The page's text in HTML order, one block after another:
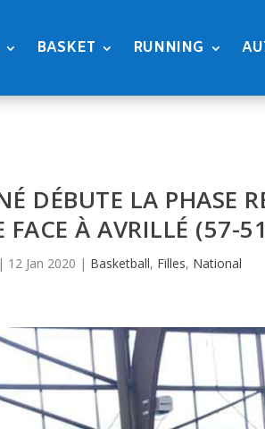
BASKET RUNNING
DÉBUTE LA PHASE
FACE À AVRILLÉ (57-
| 12 Jan 2020 | Basketball, Filles, National